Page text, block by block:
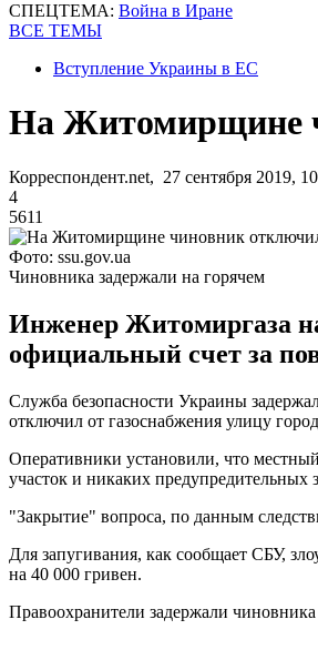
СПЕЦТЕМА: Война в Иране
ВСЕ ТЕМЫ
Вступление Украины в ЕС
На Житомирщине
Корреспондент.net, 27 сентября 2019,
4
5611
Фото: ssu.gov.ua
Чиновника задержали на горячем
Инженер Житомиргаза
официальный счет за
Служба безопасности Украины
отключил от газоснабжения улицу
Оперативники установили, что
участок и никаких предупредительных
"Закрытие" вопроса, по данным
Для запугивания, как сообщает СБУ,
на 40 000 гривен.
Правоохранители задержали